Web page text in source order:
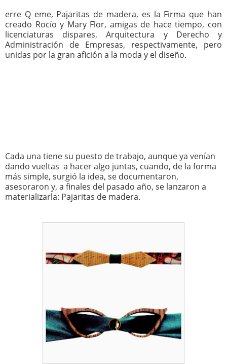
erre Q eme, Pajaritas de madera, es la Firma que han
creado Rocío y Mary Flor, amigas de hace tiempo, con
licenciaturas dispares, Arquitectura y Derecho y
Administración de Empresas, respectivamente, pero
unidas por la gran afición a la moda y el diseño.
Cada una tiene su puesto de trabajo, aunque ya venían
dando vueltas a hacer algo juntas, cuando, de la forma
más simple, surgió la idea, se documentaron,
asesoraron y, a finales del pasado año, se lanzaron a
materializarla: Pajaritas de madera.